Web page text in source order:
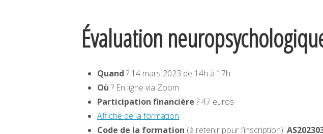
Évaluation
Quand ? 14 mars 2023 de 14h à 17h
Où ? En ligne via Zoom
Participation financière ? 47 euros
Affiche de la formation
Code de la formation (à retenir pour l’inscription):